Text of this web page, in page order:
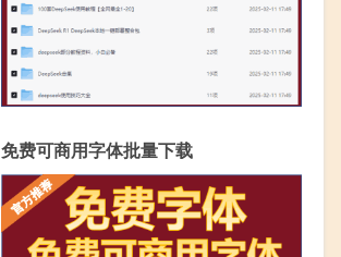
免费可商用字体批量下载